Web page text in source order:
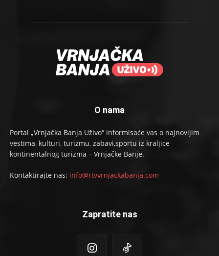
O nama
Portal „Vrnjačka Banja Uživo“ informisaće vas o najnovijim
vestima, kulturi, turizmu, zabavi,sportu iz kraljice
kontinentalnog turizma – Vrnjačke Banje.
Kontaktirajte nas: info@rtvvrnjackabanja.com
Zapratite nas